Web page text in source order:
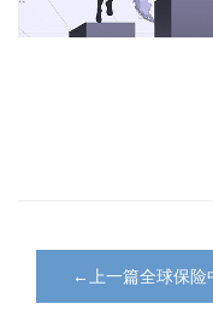
←上一篇全球保险